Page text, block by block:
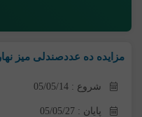
مزایده ده عددصندلی میز
شروع : 05/05/14
پایان : 05/05/27